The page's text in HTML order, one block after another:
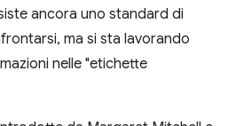
ancora uno standard di
ma si sta lavorando
nelle "etichette